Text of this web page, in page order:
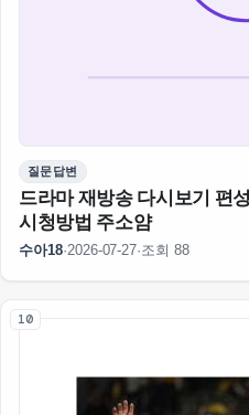
질문답변
드라마 재방송 다시보기 편
시청방법 주소얌
수아18·2026-07-27·조회 88
10